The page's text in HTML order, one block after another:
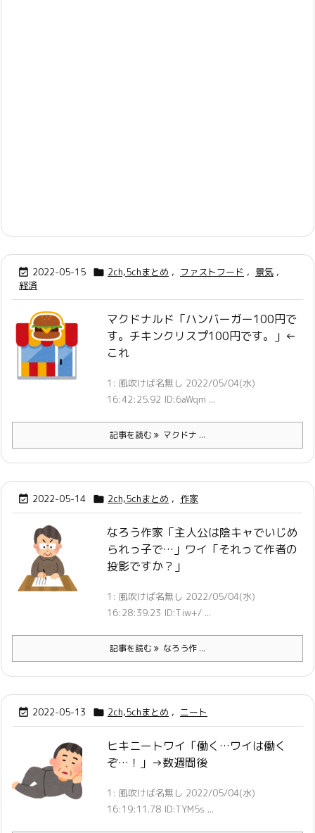
 2022-05-15  2ch,5chまとめ , ファストフード , 景気 ,
経済
マクドナルド「ハンバーガー100円で
す。チキンクリスプ100円です。」←
これ
1: 風吹けば名無し 2022/05/04(水)
16:42:25.92 ID:6aWqm ...
記事を読む マクドナ ...
 2022-05-14  2ch,5chまとめ , 作家
なろう作家「主人公は陰キャでいじめ
られっ子で…」ワイ「それって作者の
投影ですか？」
1: 風吹けば名無し 2022/05/04(水)
16:28:39.23 ID:Tiw+/ ...
記事を読む なろう作 ...
 2022-05-13  2ch,5chまとめ , ニート
ヒキニートワイ「働く…ワイは働く
ぞ…！」→数週間後
1: 風吹けば名無し 2022/05/04(水)
16:19:11.78 ID:TYM5s ...